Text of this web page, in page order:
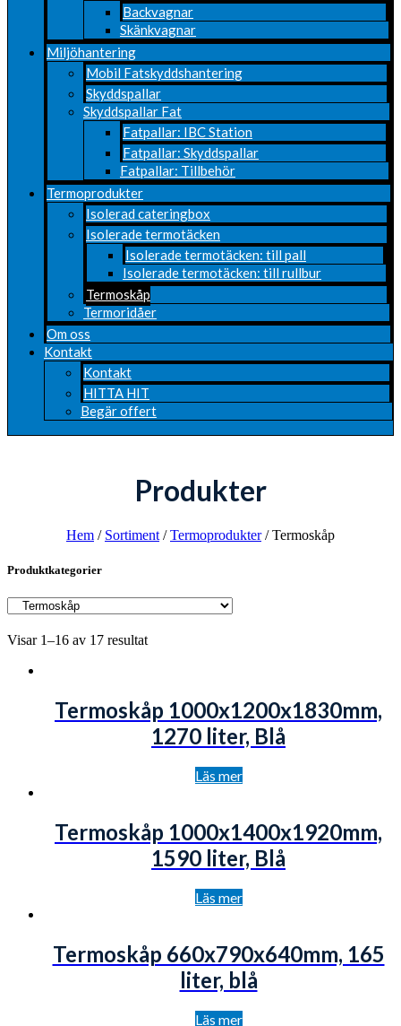
Backvagnar
Skänkvagnar
Miljöhantering
Mobil Fatskyddshantering
Skyddspallar
Skyddspallar Fat
Fatpallar: IBC Station
Fatpallar: Skyddspallar
Fatpallar: Tillbehör
Termoprodukter
Isolerad cateringbox
Isolerade termotäcken
Isolerade termotäcken: till pall
Isolerade termotäcken: till rullbur
Termoskåp
Termoridåer
Om oss
Kontakt
Kontakt
HITTA HIT
Begär offert
Produkter
Hem / Sortiment /Termoprodukter/ Termoskåp
Produktkategorier
Visar 1–16 av 17 resultat
Termoskåp 1000x1200x1830mm,
1270 liter, Blå
Läs mer
Termoskåp 1000x1400x1920mm,
1590 liter, Blå
Läs mer
Termoskåp 660x790x640mm, 165
liter, blå
Läs mer